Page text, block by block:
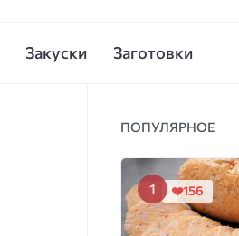
Закуски Заготовки
ПОПУЛЯРНОЕ
156